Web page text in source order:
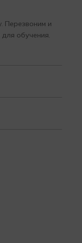
Перезвоним и
обучения.